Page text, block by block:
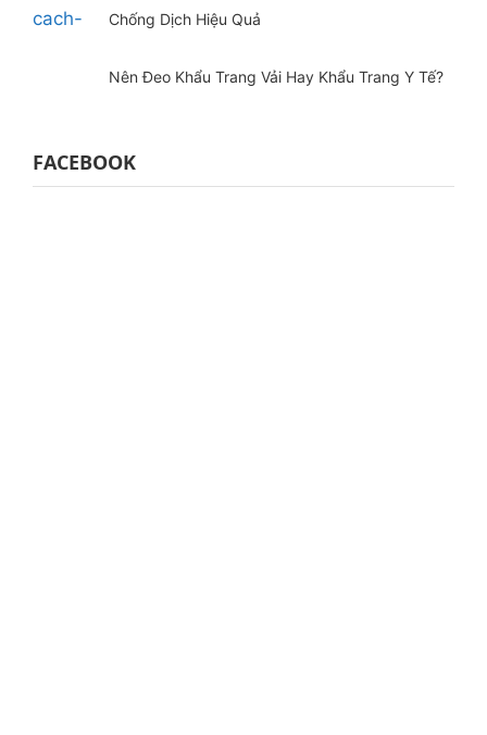
Chống Dịch Hiệu Quả
Nên Đeo Khẩu Trang Vải Hay Khẩu Trang Y Tế?
FACEBOOK